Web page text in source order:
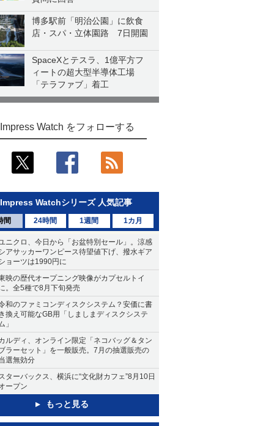
博多駅前「明治公園」に飲食
店・スパ・立体園路 7日開園
SpaceXとテスラ、1億平方フ
ィートの超大型半導体工場
「テラファブ」着工
Impress Watch をフォローする
Impress Watchシリーズ 人気記事
間 24時間 1週間 1カ月
ニクロ、今日から「お盆特別セール」。涼感
アサッカーワンピース待望値下げ、撥水ギア
ョーツは1990円に
映の歴代オープニング映像がカプセルトイ
。全5種で8月下旬発売
和のファミコンディスクシステム？安価に書
換え可能なGB用「しましまディスクシステ
」
ルディ、オンライン限定「ネコバッグ＆タン
ラーセット」を一般販売。7月の抽選販売の
選無効分
ターバックス、横浜に“文化財カフェ”8月10日
ープン
もっと見る